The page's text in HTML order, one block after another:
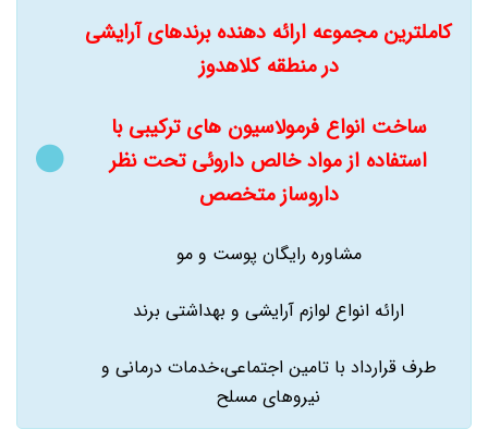
کاملترین مجموعه ارائه دهنده برندهای آرایشی
در منطقه کلاهدوز
ساخت انواع فرمولاسیون های ترکیبی با
استفاده از مواد خالص داروئی تحت نظر
داروساز متخصص
مشاوره رایگان پوست و مو
ارائه انواع لوازم آرایشی و بهداشتی برند
طرف قرارداد با تامین اجتماعی،خدمات درمانی و
نیروهای مسلح